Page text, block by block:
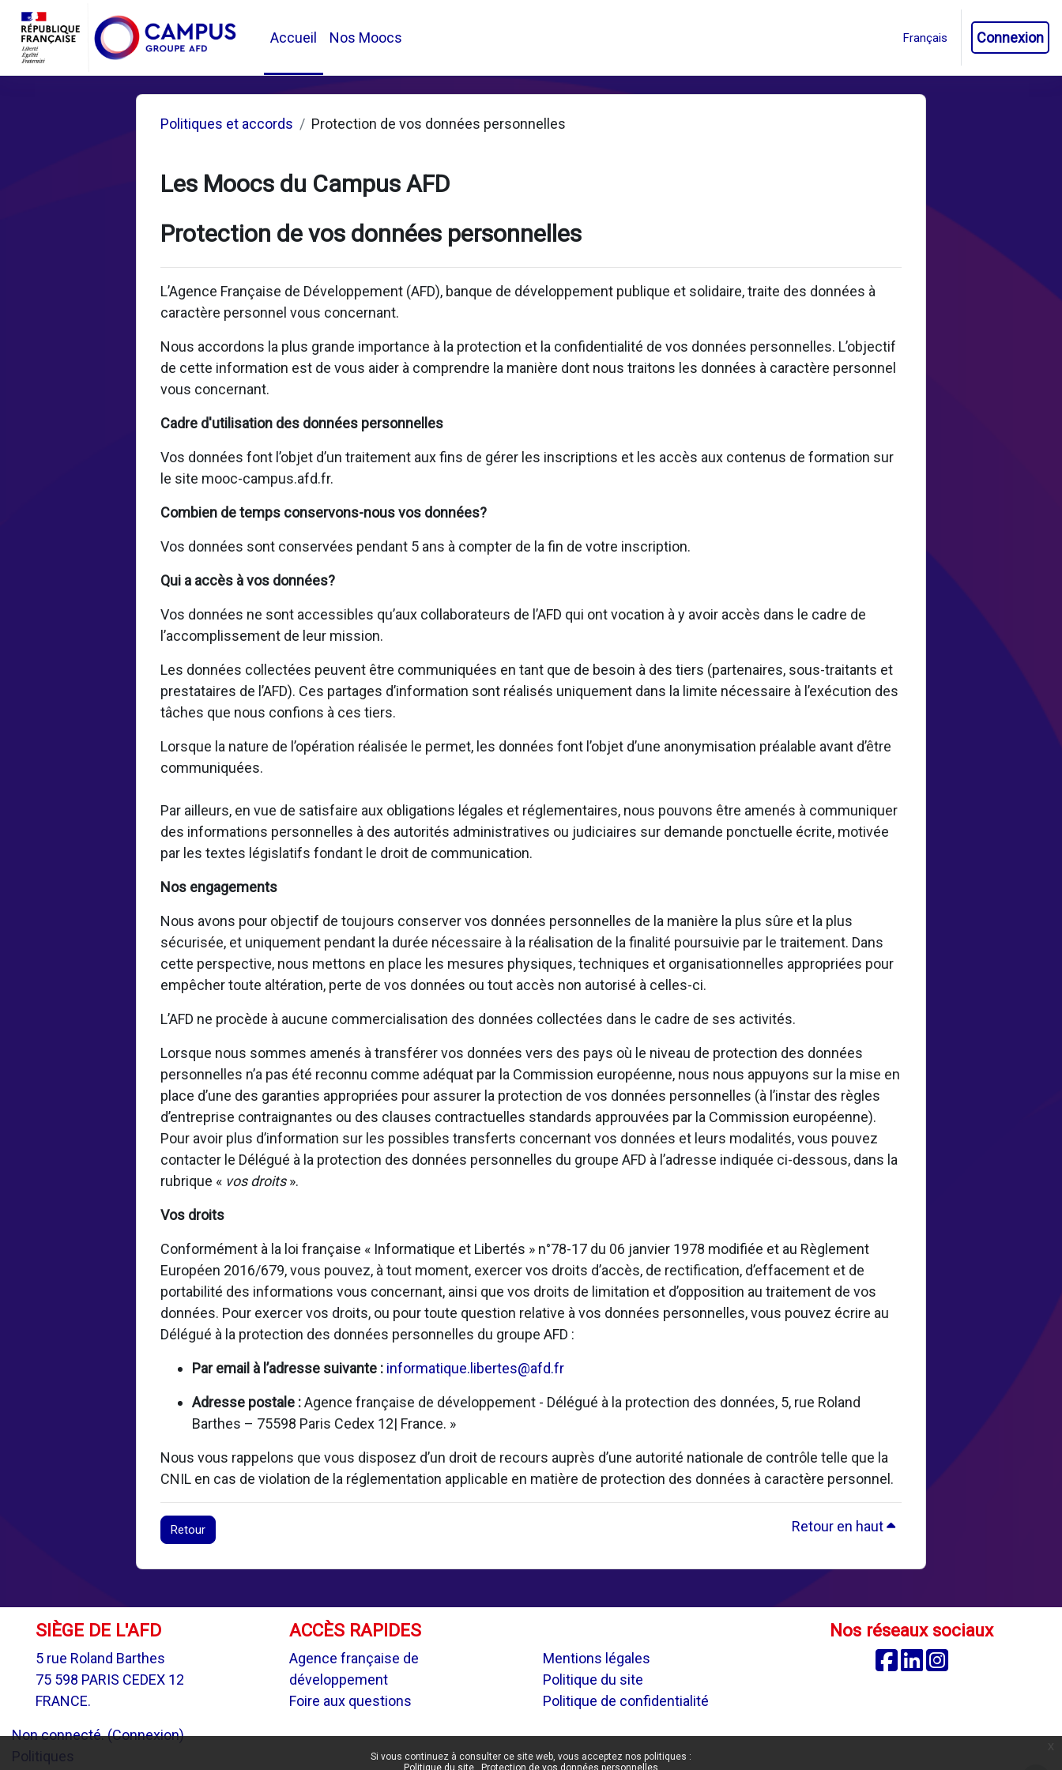
Passer au contenu principal
Si vous continuez à consulter ce site web, vous acceptez nos politiques :
Politique du site
Protection de vos données personnelles
Accueil Nos Moocs Connexion
Politiques et accords Protection de vos données personnelles
Les Moocs du Campus AFD
Protection de vos données personnelles
L’Agence Française de Développement (AFD), banque de développement publique et solidaire, traite des données à
caractère personnel vous concernant.
Nous accordons la plus grande importance à la protection et la confidentialité de vos données personnelles. L’objectif
de cette information est de vous aider à comprendre la manière dont nous traitons les données à caractère personnel
vous concernant.
Cadre d'utilisation des données personnelles
Vos données font l’objet d’un traitement aux fins de gérer les inscriptions et les accès aux contenus de formation sur
le site mooc-campus.afd.fr.
Combien de temps conservons-nous vos données?
Vos données sont conservées pendant 5 ans à compter de la fin de votre inscription.
Qui a accès à vos données?
Vos données ne sont accessibles qu’aux collaborateurs de l’AFD qui ont vocation à y avoir accès dans le cadre de
l’accomplissement de leur mission.
Les données collectées peuvent être communiquées en tant que de besoin à des tiers (partenaires, sous-traitants et
prestataires de l’AFD). Ces partages d’information sont réalisés uniquement dans la limite nécessaire à l’exécution des
tâches que nous confions à ces tiers.
Lorsque la nature de l’opération réalisée le permet, les données font l’objet d’une anonymisation préalable avant d’être
communiquées.
Par ailleurs, en vue de satisfaire aux obligations légales et réglementaires, nous pouvons être amenés à communiquer
des informations personnelles à des autorités administratives ou judiciaires sur demande ponctuelle écrite, motivée
par les textes législatifs fondant le droit de communication.
Nos engagements
Nous avons pour objectif de toujours conserver vos données personnelles de la manière la plus sûre et la plus
sécurisée, et uniquement pendant la durée nécessaire à la réalisation de la finalité poursuivie par le traitement. Dans
cette perspective, nous mettons en place les mesures physiques, techniques et organisationnelles appropriées pour
empêcher toute altération, perte de vos données ou tout accès non autorisé à celles-ci.
L’AFD ne procède à aucune commercialisation des données collectées dans le cadre de ses activités.
Lorsque nous sommes amenés à transférer vos données vers des pays où le niveau de protection des données
personnelles n’a pas été reconnu comme adéquat par la Commission européenne, nous nous appuyons sur la mise en
place d’une des garanties appropriées pour assurer la protection de vos données personnelles (à l’instar des règles
d’entreprise contraignantes ou des clauses contractuelles standards approuvées par la Commission européenne).
Pour avoir plus d’information sur les possibles transferts concernant vos données et leurs modalités, vous pouvez
contacter le Délégué à la protection des données personnelles du groupe AFD à l’adresse indiquée ci-dessous, dans la
rubrique « vos droits».
Vos droits
Conformément à la loi française « Informatique et Libertés » n°78-17 du 06 janvier 1978 modifiée et au Règlement
Européen 2016/679, vous pouvez, à tout moment, exercer vos droits d’accès, de rectification, d’effacement et de
portabilité des informations vous concernant, ainsi que vos droits de limitation et d’opposition au traitement de vos
données. Pour exercer vos droits, ou pour toute question relative à vos données personnelles, vous pouvez écrire au
Délégué à la protection des données personnelles du groupe AFD :
Par email à l’adresse suivante : informatique.libertes@afd.fr
Adresse postale :Agence française de développement - Délégué à la protection des données, 5, rue Roland
Barthes – 75598 Paris Cedex 12| France. »
Nous vous rappelons que vous disposez d’un droit de recours auprès d’une autorité nationale de contrôle telle que la
CNIL en cas de violation de la réglementation applicable en matière de protection des données à caractère personnel.
Retour Retour en haut
SIÈGE DE L'AFD
5 rue Roland Barthes
75 598 PARIS CEDEX 12
FRANCE.
ACCÈS RAPIDES
Agence française de
développement
Foire aux questions
Mentions légales
Politique du site
Politique de confidentialité
Nos réseaux sociaux
FacebookLinkedin
Non connecté. (Connexion)
Politiques